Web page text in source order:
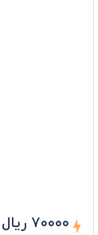
۷۰۰۰۰ ریال